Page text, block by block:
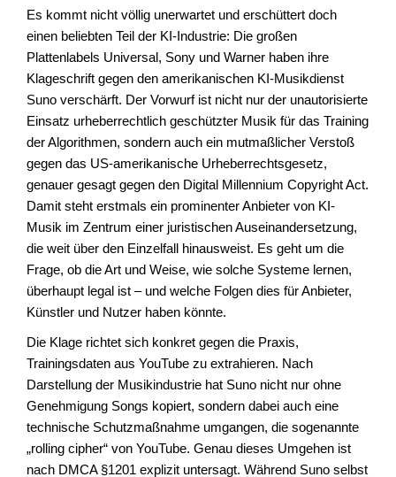
Es kommt nicht völlig unerwartet und erschüttert doch
einen beliebten Teil der KI-Industrie: Die großen
Plattenlabels Universal, Sony und Warner haben ihre
Klageschrift gegen den amerikanischen KI-Musikdienst
Suno verschärft. Der Vorwurf ist nicht nur der unautorisierte
Einsatz urheberrechtlich geschützter Musik für das Training
der Algorithmen, sondern auch ein mutmaßlicher Verstoß
gegen das US-amerikanische Urheberrechtsgesetz,
genauer gesagt gegen den Digital Millennium Copyright Act.
Damit steht erstmals ein prominenter Anbieter von KI-
Musik im Zentrum einer juristischen Auseinandersetzung,
die weit über den Einzelfall hinausweist. Es geht um die
Frage, ob die Art und Weise, wie solche Systeme lernen,
überhaupt legal ist – und welche Folgen dies für Anbieter,
Künstler und Nutzer haben könnte.
Die Klage richtet sich konkret gegen die Praxis,
Trainingsdaten aus YouTube zu extrahieren. Nach
Darstellung der Musikindustrie hat Suno nicht nur ohne
Genehmigung Songs kopiert, sondern dabei auch eine
technische Schutzmaßnahme umgangen, die sogenannte
„rolling cipher“ von YouTube. Genau dieses Umgehen ist
nach DMCA §1201 explizit untersagt. Während Suno selbst